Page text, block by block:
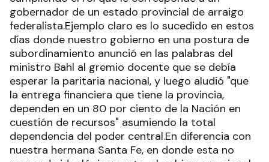
gobernador de un estado provincial de arraigo
federalista.Ejemplo claro es lo sucedido en estos
días donde nuestro gobierno en una postura de
subordinamiento anunció en las palabras del
ministro Bahl al gremio docente que se debía
esperar la paritaria nacional, y luego aludió "que
la entrega financiera que tiene la provincia,
dependen en un 80 por ciento de la Nación en
cuestión de recursos" asumiendo la total
dependencia del poder central.En diferencia con
nuestra hermana Santa Fe, en donde esta no